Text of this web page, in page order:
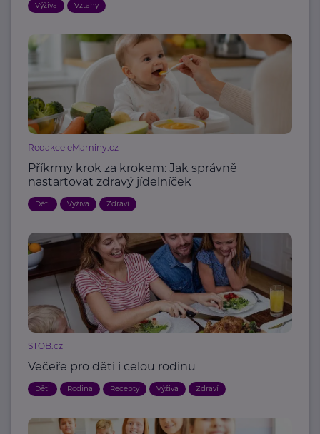
Výživa Vztahy
Redakce eMaminy.cz
Příkrmy krok za krokem: Jak správně
nastartovat zdravý jídelníček
Děti Výživa Zdraví
STOB.cz
Večeře pro děti i celou rodinu
Děti Rodina Recepty Výživa Zdraví